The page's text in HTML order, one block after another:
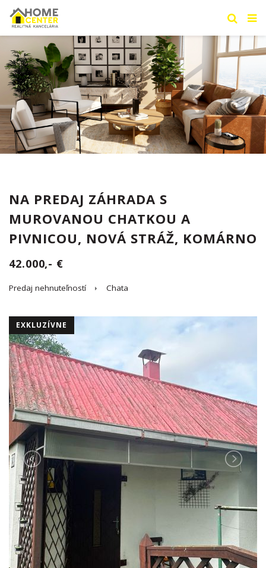
NA PREDAJ ZÁHRADA S
MUROVANOU CHATKOU A
PIVNICOU, NOVÁ STRÁŽ, KOMÁRNO
42.000,- €
Predaj nehnuteľností Chata
EXKLUZÍVNE